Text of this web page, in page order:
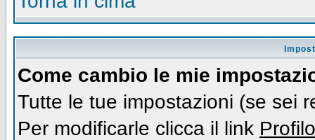
Come cambio le mie
Tutte le tue impostazioni (se sei
Per modificarle clicca il link Profilo